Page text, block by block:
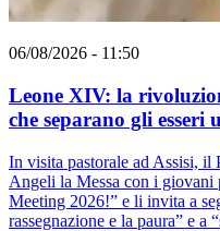
06/08/2026 - 11:50
Leone XIV: la
che separano gli esseri
In visita pastorale ad Assisi, il
Angeli la Messa con i giovani
Meeting 2026!” e li invita a
rassegnazione e la paura” e a